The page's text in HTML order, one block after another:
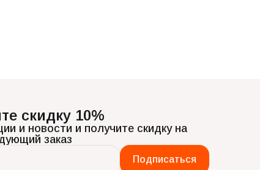
скидку 10%
и новости и получите скидку на
заказ
Подписаться